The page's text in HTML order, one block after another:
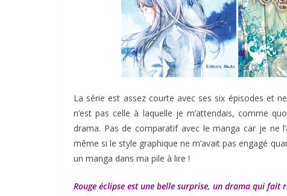
La série est assez courte avec ses six épisodes et
n’est pas celle à laquelle je m’attendais, comme
drama. Pas de comparatif avec le manga car je ne
même si le style graphique ne m’avait pas engagé
un manga dans ma pile à lire !
Rouge éclipse est une belle surprise, un drama qui